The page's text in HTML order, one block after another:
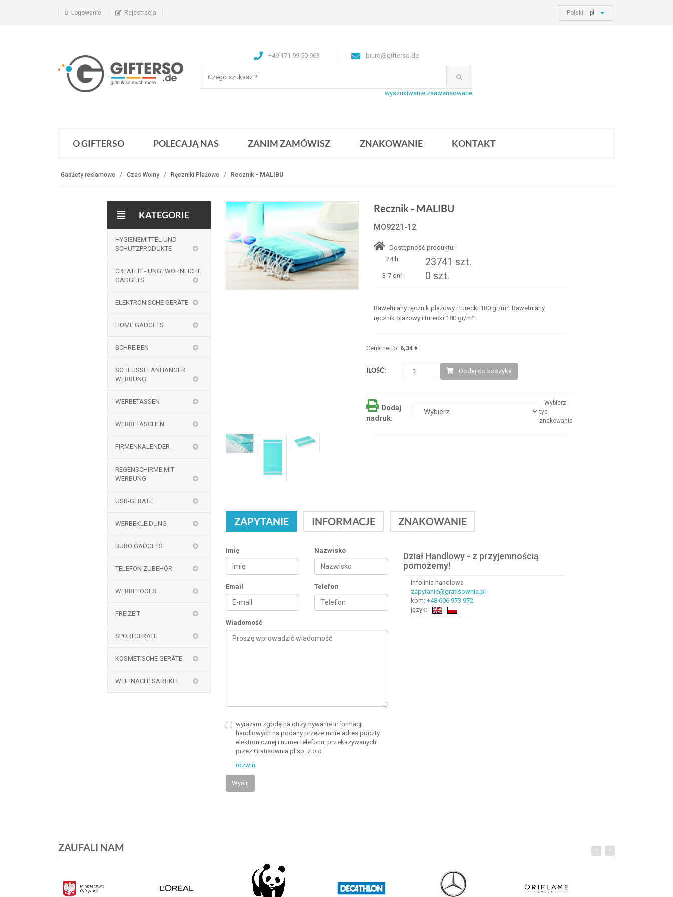
Logowanie Rejestracja Polski : pl
+49 171 99 50 963 biuro@gifterso.de
wyszukiwanie zaawansowane
O GIFTERSO POLECAJĄ NAS ZANIM ZAMÓWISZ ZNAKOWANIE KONTAKT
Gadżety reklamowe Czas Wolny Ręczniki Plażowe Recznik - MALIBU
KATEGORIE
HYGIENEMITTEL UND
SCHUTZPRODUKTE
CREATEIT - UNGEWÖHNLICHE
GADGETS
ELEKTRONISCHE GERÄTE
HOME GADGETS
SCHREIBEN
SCHLÜSSELANHÄNGER
WERBUNG
WERBETASSEN
WERBETASCHEN
FIRMENKALENDER
REGENSCHIRME MIT
WERBUNG
USB-GERÄTE
WERBEKLEIDUNG
BÜRO GADGETS
TELEFON ZUBEHÖR
WERBETOOLS
FREIZEIT
SPORTGERÄTE
KOSMETISCHE GERÄTE
WEIHNACHTSARTIKEL
Recznik - MALIBU
MO9221-12
Dostępność produktu:
24 h
23741 szt.
3-7 dni 0 szt.
Bawełniany ręcznik plażowy i turecki 180 gr/m². Bawełniany
ręcznik plażowy i turecki 180 gr/m².
Cena netto: 6,34 €
ILOŚĆ: Dodaj do koszyka
Dodaj
nadruk:
Wybierz
typ
znakowania
ZAPYTANIE INFORMACJE ZNAKOWANIE
Imię Nazwisko
Email Telefon
Wiadomość
wyrażam zgodę na otrzymywanie informacji
handlowych na podany przeze mnie adres poczty
elektronicznej i numer telefonu, przekazywanych
przez Gratisownia.pl sp. z o.o.
rozwiń
Wyślij
Dział Handlowy - z przyjemnością
pomożemy!
Infolinia handlowa
zapytanie@gratisownia.pl
kom:+48 606 973 972
język:
ZAUFALI NAM